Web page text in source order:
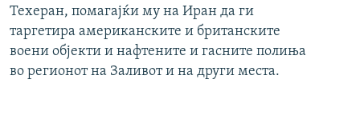
Техеран, помагајќи му на Иран да ги
таргетира американските и британските
воени објекти и нафтените и гасните полиња
во регионот на Заливот и на други места.